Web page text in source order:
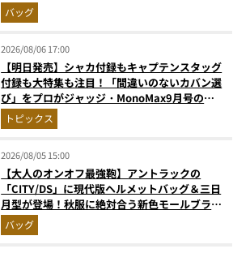
バッグ
2026/08/06 17:00
【明日発売】シャカ付録もキャプテンスタッグ
付録も大特集も注目！「間違いのないカバン選
び」をプロがジャッジ・MonoMax9月号の目
次を公開
トピックス
2026/08/05 15:00
【大人のオンオフ最強鞄】アントラックの
「CITY/DS」に現代版ヘルメットバッグ＆三日
月型が登場！秋服に絶対合う新色モールブラウ
ンが傑作
バッグ